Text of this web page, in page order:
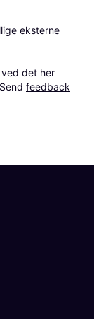
eksterne
det her
feedback